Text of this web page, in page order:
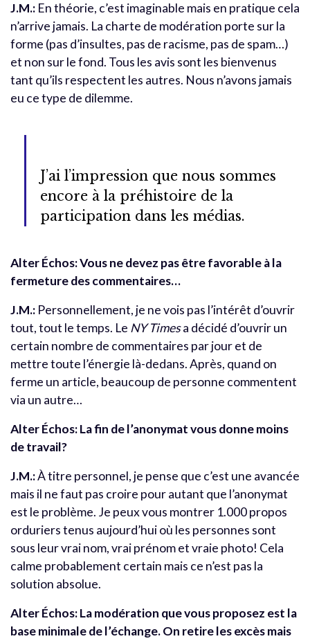
J.M.: En théorie, c’est imaginable mais en pratique cela
n’arrive jamais. La charte de modération porte sur la
forme (pas d’insultes, pas de racisme, pas de spam…)
et non sur le fond. Tous les avis sont les bienvenus
tant qu’ils respectent les autres. Nous n’avons jamais
eu ce type de dilemme.
J’ai l’impression que nous sommes
encore à la préhistoire de la
participation dans les médias.
Alter Échos: Vous ne devez pas être favorable à la
fermeture des commentaires…
J.M.: Personnellement, je ne vois pas l’intérêt d’ouvrir
tout, tout le temps. Le NY Timesa décidé d’ouvrir un
certain nombre de commentaires par jour et de
mettre toute l’énergie là-dedans. Après, quand on
ferme un article, beaucoup de personne commentent
via un autre…
Alter Échos: La fin de l’anonymat vous donne moins
de travail?
J.M.:À titre personnel, je pense que c’est une avancée
mais il ne faut pas croire pour autant que l’anonymat
est le problème. Je peux vous montrer 1.000 propos
orduriers tenus aujourd’hui où les personnes sont
sous leur vrai nom, vrai prénom et vraie photo! Cela
calme probablement certain mais ce n’est pas la
solution absolue.
Alter Échos: La modération que vous proposez est la
base minimale de l’échange. On retire les excès mais